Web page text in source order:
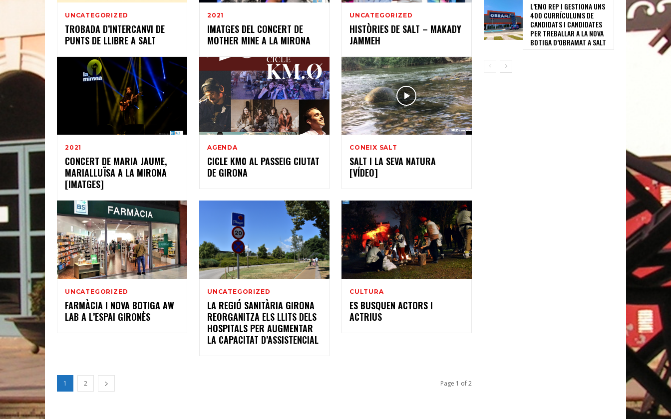
UNCATEGORIZED
TROBADA D’INTERCANVI DE
PUNTS DE LLIBRE A SALT
2021
IMATGES DEL CONCERT DE
MOTHER MINE A LA MIRONA
UNCATEGORIZED
HISTÒRIES DE SALT – MAKADY
JAMMEH
2021
CONCERT DE MARIA JAUME,
MARIALLUÏSA A LA MIRONA
[IMATGES]
AGENDA
CICLE KM0 AL PASSEIG CIUTAT
DE GIRONA
CONEIX SALT
SALT I LA SEVA NATURA
[VÍDEO]
UNCATEGORIZED
FARMÀCIA I NOVA BOTIGA AW
LAB A L’ESPAI GIRONÈS
UNCATEGORIZED
LA REGIÓ SANITÀRIA GIRONA
REORGANITZA ELS LLITS DELS
HOSPITALS PER AUGMENTAR
LA CAPACITAT D’ASSISTENCIAL
CULTURA
ES BUSQUEN ACTORS I
ACTRIUS
1 2 Page 1 of 2
L’EMO REP I GESTIONA UNS
400 CURRÍCULUMS DE
CANDIDATS I CANDIDATES
PER TREBALLAR A LA NOVA
BOTIGA D’OBRAMAT A SALT